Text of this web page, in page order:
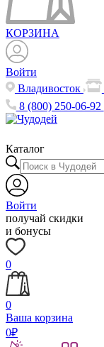
КОРЗИНА
Войти
Владивосток
8 (800) 250-06-92
Каталог
Войти
получай скидки
и бонусы
0
0
Ваша корзина
0₽